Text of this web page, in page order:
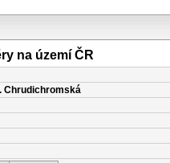
na území ČR
Chrudichromská